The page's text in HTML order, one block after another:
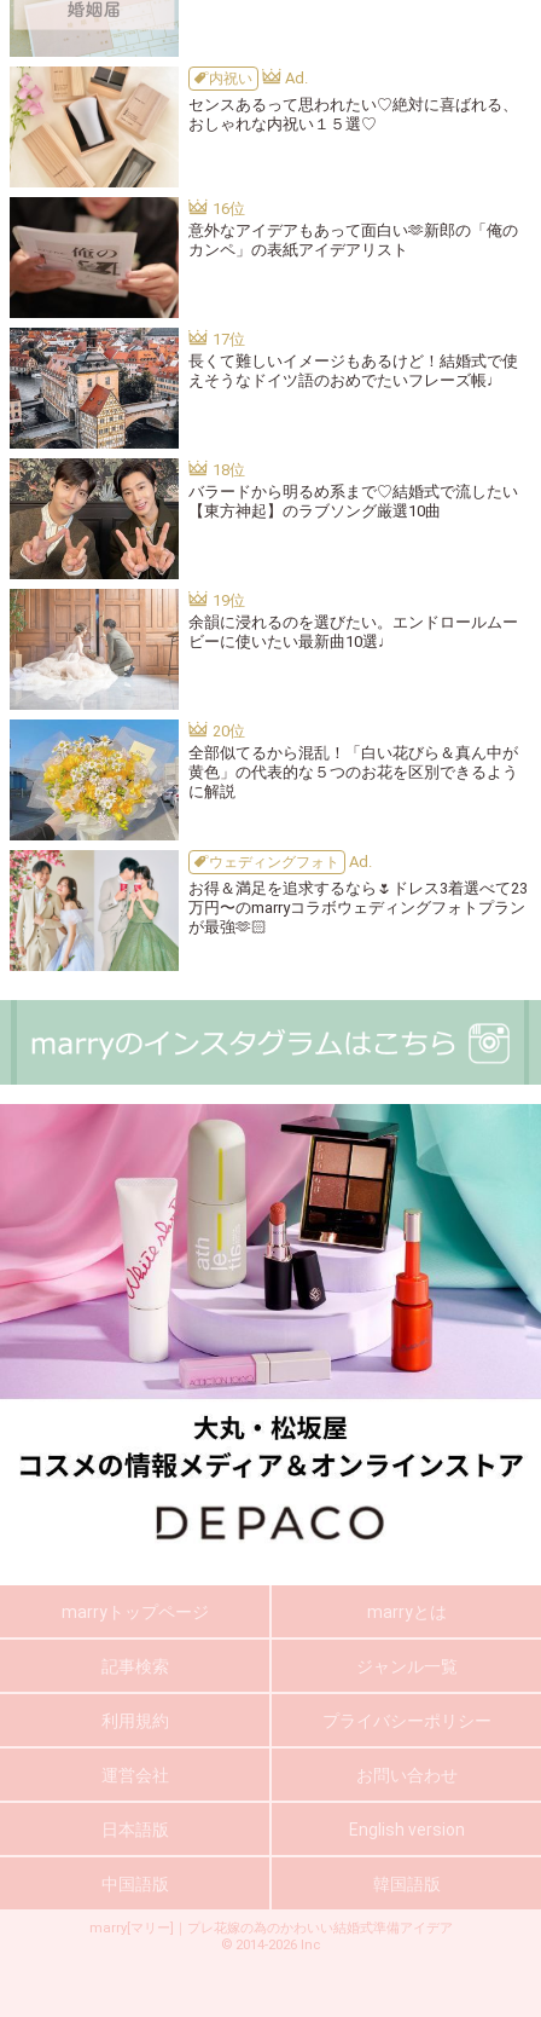
内祝い
センスあるって思われたい♡絶対に喜ばれる、
おしゃれな内祝い１５選♡
意外なアイデアもあって面白い🫶新郎の「俺の
カンペ」の表紙アイデアリスト
長くて難しいイメージもあるけど！結婚式で使
えそうなドイツ語のおめでたいフレーズ帳♩
バラードから明るめ系まで♡結婚式で流したい
【東方神起】のラブソング厳選10曲
余韻に浸れるのを選びたい。エンドロールムー
ビーに使いたい最新曲10選♩
全部似てるから混乱！「白い花びら＆真ん中が
黄色」の代表的な５つのお花を区別できるよう
に解説
ウェディングフォト
お得＆満足を追求するなら🌷ドレス3着選べて23
万円〜のmarryコラボウェディングフォトプラン
が最強🫶🏻
marryトップページ marryとは
記事検索 ジャンル一覧
利用規約 プライバシーポリシー
運営会社 お問い合わせ
日本語版 English version
中国語版 韓国語版
marry[マリー]｜プレ花嫁の為のかわいい結婚式準備アイデア
© 2014-2026 Inc